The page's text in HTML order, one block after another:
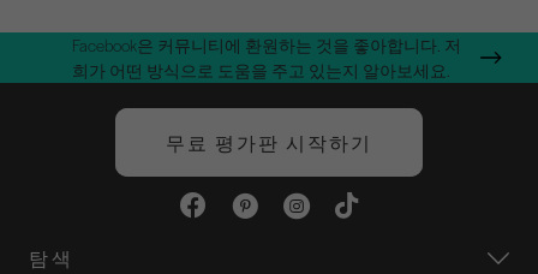
Facebook은 커뮤니티에 환원하는 것을 좋아합니다. 저
희가 어떤 방식으로 도움을 주고 있는지 알아보세요.
무료 평가판 시작하기
탐색